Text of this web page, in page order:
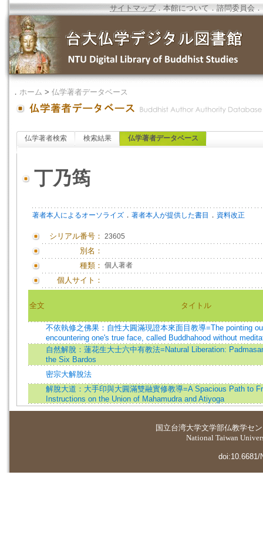
サイトマップ．本館について ．諮問委員会 ．
． ホーム > 仏学著者データベース
仏学著者検索 検索結果 仏学著者データベース
丁乃筠
著者本人によるオーソライズ ． 著者本人が提供した書目 ． 資料改正
シリアル番号： 23605
別名：
種類： 個人著者
個人サイト：
全文 タイトル
不依執修之佛果：自性大圓滿現證本來面目教導=The pointing
encountering one's true face, called Buddhahood without
自然解脫：蓮花生大士六中有教法=Natural Liberation:
the Six Bardos
密宗大解脫法
解脫大道：大手印與大圓滿雙融實修教導=A Spacious Path to
Instructions on the Union of Mahamudra and Atiyoga
国立台湾大学文学部仏教学セ
National Taiwan
doi:10.6681/